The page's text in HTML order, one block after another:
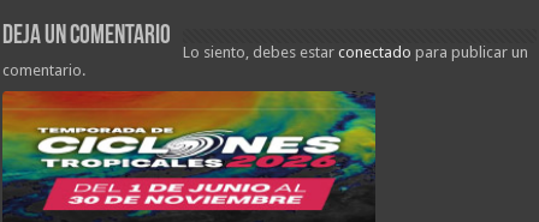
Deja un comentario
Lo siento, debes estarconectado para publicar un
comentario.